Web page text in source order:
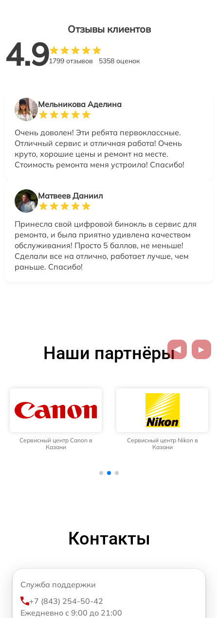
Отзывы клиентов
4.91799 отзывов 5358 оценок
Мельникова Аделина
Очень доволен! Эти ребята первоклассные.
Отличный сервис и отличная работа! Очень
круто, хорошие цены и ремонт на месте.
Стоимость ремонта меня устроила! Спасибо!
Матвеев Даниил
Принесла свой цифровой бинокль в сервис для
ремонта, и была приятно удивлена качеством
обслуживания! Просто 5 баллов, не меньше!
Сделали все на отлично, работает лучше, чем
раньше. Спасибо!
Наши партнёры
Сервисный центр Canon в
Казани
Сервисный центр Nikon в
Казани
Контакты
Служба поддержки
+7 (843) 254-50-42
Ежедневно с 9:00 до 21:00